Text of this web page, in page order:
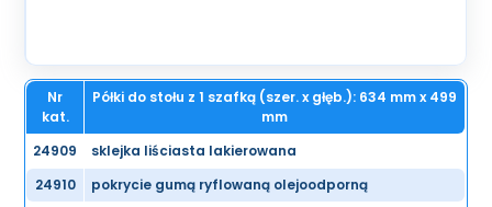
Nr
kat.
Półki do stołu z 1 szafką (szer. x głęb.): 634 mm x 499
mm
24909
sklejka liściasta lakierowana
24910
pokrycie gumą ryflowaną olejoodporną